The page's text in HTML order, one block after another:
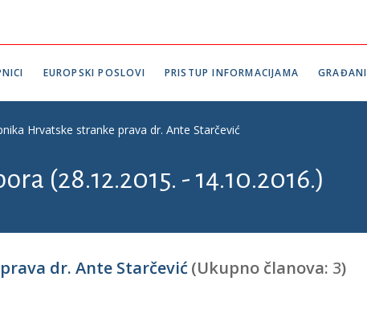
EUROPSKI POSLOVI PRISTUP INFORMACIJAMA GRAĐANI
Hrvatske stranke prava dr. Ante Starčević
(28.12.2015. - 14.10.2016.)
dr. Ante Starčević (Ukupno članova: 3)